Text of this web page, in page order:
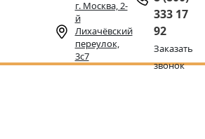
г. Москва, 2-
й
Лихачёвский
переулок,
3с7
333 17
92
Заказать
звонок